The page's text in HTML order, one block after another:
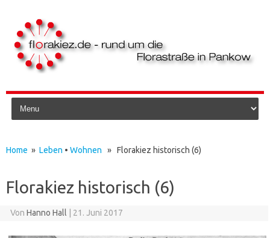
Skip to content
Home » Leben • Wohnen » Florakiez historisch (6)
Florakiez historisch (6)
Von Hanno Hall 21. Juni 2017